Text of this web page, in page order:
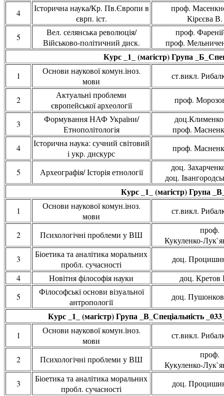
4
Історична наука/Кр. Пв.Європи в
єврп. іст.
проф.
Кірєєва
5
Вел. селянська революція/
Військово-політичний диск.
проф.
проф.
Курс _1_ (магістр) Група
1
Основи наукової комун.іноз.
мови
ст.викл.
2
Актуальні проблеми
європейської археології
проф.
3
Формування НАФ України/
Етнополітологія
проф.
4
Історична наука: сучний світовий
і укр. дискурс
проф.
5 Археографія/ Історія етнології
доц.
доц.
Курс _1_ (магістр) Група
1
Основи наукової комун.іноз.
мови
ст.викл.
2 Психологічні проблеми у ВШ
проф.
Кукуленко-
3
Біоетика та аналітика моральних
пробл. сучасності
доц.
4
Новітня філософія науки
доц.
5
Філософські основи візуальної
антропології
доц.
Курс _1_ (магістр) Група _В_Спеціальність
1
Основи наукової комун.іноз.
мови
ст.викл.
2 Психологічні проблеми у ВШ
проф.
Кукуленко-
3
Біоетика та аналітика моральних
пробл. сучасності
доц.